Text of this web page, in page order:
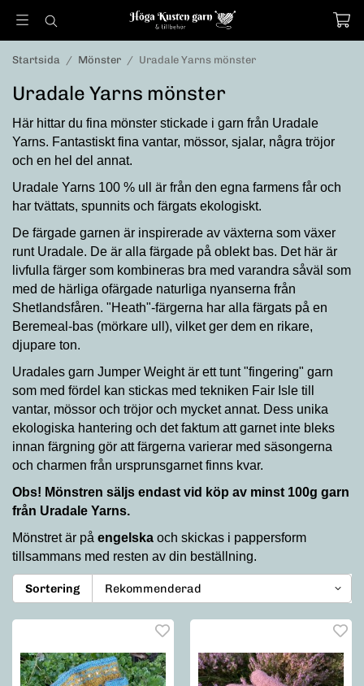
Startsida / Mönster / Uradale Yarns mönster
Uradale Yarns mönster
Här hittar du fina mönster stickade i garn från Uradale
Yarns. Fantastiskt fina vantar, mössor, sjalar, några tröjor
och en hel del annat.
Uradale Yarns 100 % ull är från den egna farmens får och
har tvättats, spunnits och färgats ekologiskt.
De färgade garnen är inspirerade av växterna som växer
runt Uradale. De är alla färgade på oblekt bas. Det här är
livfulla färger som kombineras bra med varandra såväl som
med de härliga ofärgade naturliga nyanserna från
Shetlandsfåren. "Heath"-färgerna har alla färgats på en
Beremeal-bas (mörkare ull), vilket ger dem en rikare,
djupare ton.
Uradales garn Jumper Weight är ett tunt "fingering" garn
som med fördel kan stickas med tekniken Fair Isle till
vantar, mössor och tröjor och mycket annat. Dess unika
ekologiska hantering och det faktum att garnet inte bleks
innan färgning gör att färgerna varierar med säsongerna
och charmen från ursprunsgarnet finns kvar.
Obs! Mönstren säljs endast vid köp av minst 100g garn
från Uradale Yarns.
Mönstret är på engelska och skickas i pappersform
tillsammans med resten av din beställning.
Sortering